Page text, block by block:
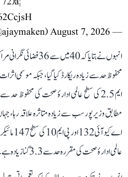
— Ajay Maken (@ajaymaken)
August 7, 2026
محفوظ حد سے زیادہ ریکارڈ کیا گیا، جبکہ موسمی
مطابق وزیرپور سب سے زیادہ متاثرہ علاقہ
اے کیو
عالمی ادارۂ صحت کی مقررہ حد سے 3.3 گنا زیادہ ہے۔